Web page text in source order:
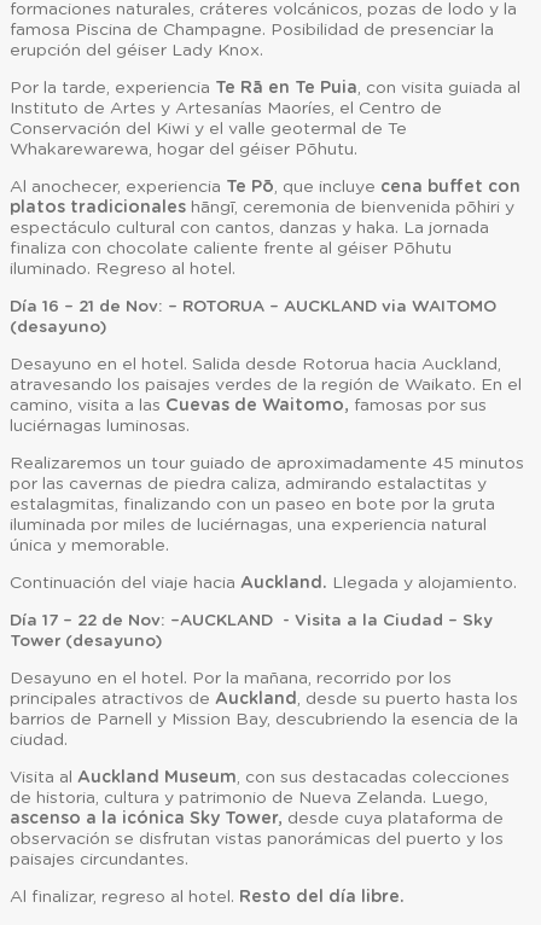
formaciones naturales, cráteres volcánicos, pozas de lodo y la
famosa Piscina de Champagne. Posibilidad de presenciar la
erupción del géiser Lady Knox.
Por la tarde, experiencia Te Rā en Te Puia, con visita guiada al
Instituto de Artes y Artesanías Maoríes, el Centro de
Conservación del Kiwi y el valle geotermal de Te
Whakarewarewa, hogar del géiser Pōhutu.
Al anochecer, experiencia Te Pō, que incluye cena buffet con
platos tradicionales hāngī, ceremonia de bienvenida pōhiri y
espectáculo cultural con cantos, danzas y haka. La jornada
finaliza con chocolate caliente frente al géiser Pōhutu
iluminado. Regreso al hotel.
Día 16 – 21 de Nov: – ROTORUA – AUCKLAND via WAITOMO
(desayuno)
Desayuno en el hotel. Salida desde Rotorua hacia Auckland,
atravesando los paisajes verdes de la región de Waikato. En el
camino, visita a las Cuevas de Waitomo, famosas por sus
luciérnagas luminosas.
Realizaremos un tour guiado de aproximadamente 45 minutos
por las cavernas de piedra caliza, admirando estalactitas y
estalagmitas, finalizando con un paseo en bote por la gruta
iluminada por miles de luciérnagas, una experiencia natural
única y memorable.
Continuación del viaje hacia Auckland. Llegada y alojamiento.
Día 17 – 22 de Nov: –AUCKLAND - Visita a la Ciudad – Sky
Tower (desayuno)
Desayuno en el hotel. Por la mañana, recorrido por los
principales atractivos de Auckland, desde su puerto hasta los
barrios de Parnell y Mission Bay, descubriendo la esencia de la
ciudad.
Visita al Auckland Museum, con sus destacadas colecciones
de historia, cultura y patrimonio de Nueva Zelanda. Luego,
ascenso a la icónica Sky Tower, desde cuya plataforma de
observación se disfrutan vistas panorámicas del puerto y los
paisajes circundantes.
Al finalizar, regreso al hotel. Resto del día libre.